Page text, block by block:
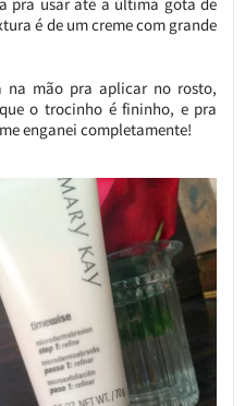
é de um creme com grande
na mão pra aplicar no rosto,
o trocinho é fininho, e pra
enganei completamente!